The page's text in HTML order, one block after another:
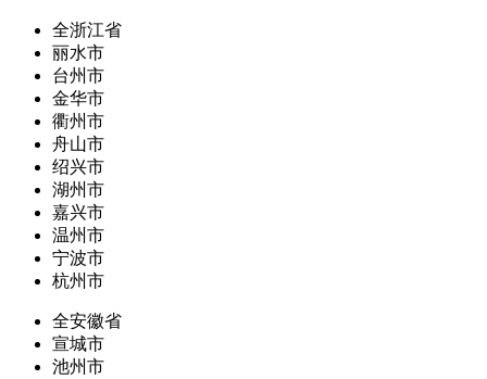
全浙江省
丽水市
台州市
金华市
衢州市
舟山市
绍兴市
湖州市
嘉兴市
温州市
宁波市
杭州市
全安徽省
宣城市
池州市